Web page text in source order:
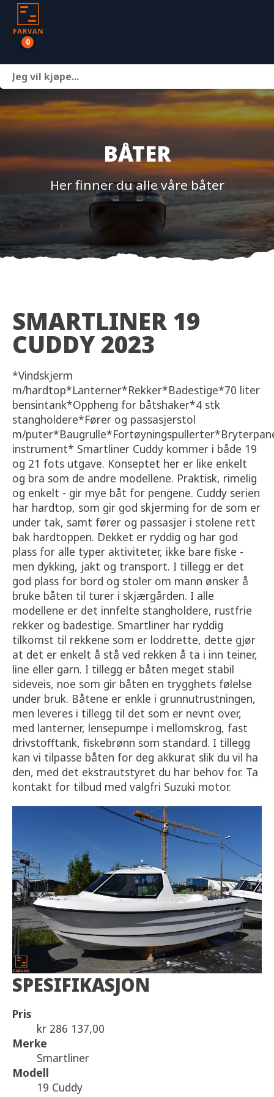
0
Motor
Nettbutikk
Om oss
Kontakt
BÅTER
Her finner du alle våre båter
SMARTLINER 19
CUDDY 2023
*Vindskjerm
m/hardtop*Lanterner*Rekker*Badestige*70 liter
bensintank*Oppheng for båtshaker*4 stk
stangholdere*Fører og passasjerstol
m/
instrument* Smartliner Cuddy kommer i både 19
og 21 fots utgave. Konseptet her er like enkelt
og bra som de andre modellene. Praktisk, rimelig
og enkelt - gir mye båt for pengene. Cuddy serien
har hardtop, som gir god skjerming for de som er
under tak, samt fører og passasjer i stolene rett
bak hardtoppen. Dekket er ryddig og har god
plass for alle typer aktiviteter, ikke bare fiske -
men dykking, jakt og transport. I tillegg er det
god plass for bord og stoler om mann ønsker å
bruke båten til turer i skjærgården. I alle
modellene er det innfelte stangholdere, rustfrie
rekker og badestige. Smartliner har ryddig
tilkomst til rekkene som er loddrette, dette gjør
at det er enkelt å stå ved rekken å ta i inn teiner,
line eller garn. I tillegg er båten meget stabil
sideveis, noe som gir båten en trygghets følelse
under bruk. Båtene er enkle i grunnutrustningen,
men leveres i tillegg til det som er nevnt over,
med lanterner, lensepumpe i mellomskrog, fast
drivstofftank, fiskebrønn som standard. I tillegg
kan vi tilpasse båten for deg akkurat slik du vil ha
den, med det ekstrautstyret du har behov for. Ta
kontakt for tilbud med valgfri Suzuki motor.
SPESIFIKASJON
Pris
kr 286 137,00
Merke
Smartliner
Modell
19 Cuddy